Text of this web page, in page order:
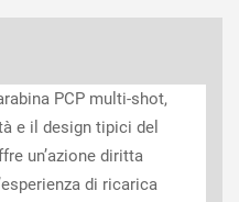
PCP multi-shot,
e il design tipici del
un’azione diritta
di ricarica